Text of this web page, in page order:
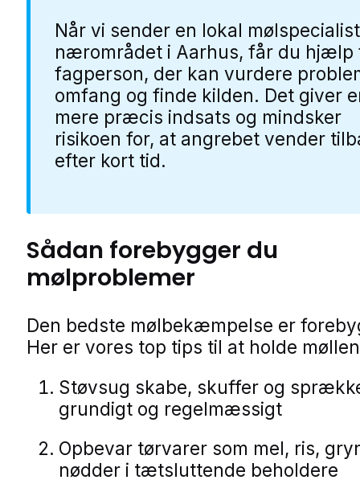
Når vi sender en lokal
nærområdet i Aarhus, får du hjælp
fagperson, der kan vurdere
omfang og finde kilden. Det giver
mere præcis indsats og mindsker
risikoen for, at angrebet vender
efter kort tid.
Sådan forebygger du
mølproblemer
Den bedste mølbekæmpelse er
Her er vores top tips til at holde
Støvsug skabe, skuffer og
grundigt og regelmæssigt
Opbevar tørvarer som mel, ris,
nødder i tætsluttende beholdere